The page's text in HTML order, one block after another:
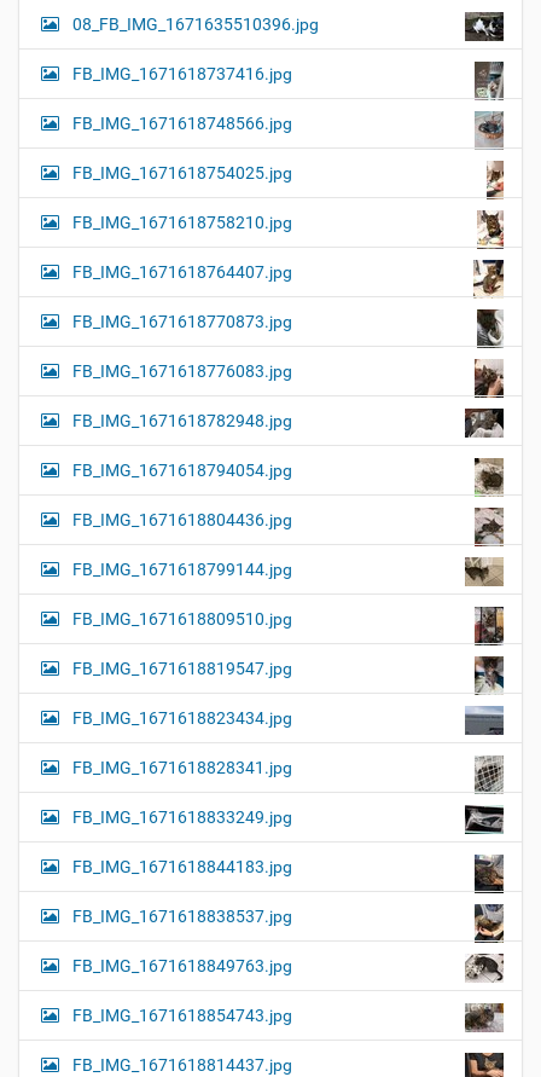
08_FB_IMG_1671635510396.jpg
FB_IMG_1671618737416.jpg
FB_IMG_1671618748566.jpg
FB_IMG_1671618754025.jpg
FB_IMG_1671618758210.jpg
FB_IMG_1671618764407.jpg
FB_IMG_1671618770873.jpg
FB_IMG_1671618776083.jpg
FB_IMG_1671618782948.jpg
FB_IMG_1671618794054.jpg
FB_IMG_1671618804436.jpg
FB_IMG_1671618799144.jpg
FB_IMG_1671618809510.jpg
FB_IMG_1671618819547.jpg
FB_IMG_1671618823434.jpg
FB_IMG_1671618828341.jpg
FB_IMG_1671618833249.jpg
FB_IMG_1671618844183.jpg
FB_IMG_1671618838537.jpg
FB_IMG_1671618849763.jpg
FB_IMG_1671618854743.jpg
FB_IMG_1671618814437.jpg